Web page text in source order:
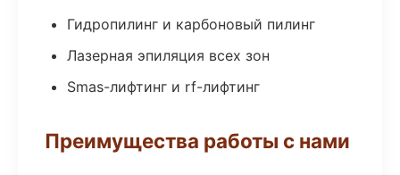
Гидропилинг и карбоновый пилинг
Лазерная эпиляция всех зон
Smas-лифтинг и rf-лифтинг
Преимущества работы с нами